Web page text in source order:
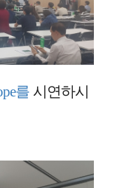
를 시연하시